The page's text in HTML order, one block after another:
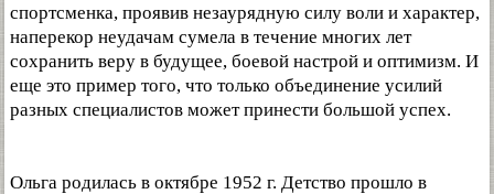
спортсменка, проявив незаурядную силу воли и характер,
наперекор неудачам сумела в течение многих лет
сохранить веру в будущее, боевой настрой и оптимизм. И
еще это пример того, что только объединение усилий
разных специалистов может принести большой успех.
Ольга родилась в октябре 1952 г. Детство прошло в